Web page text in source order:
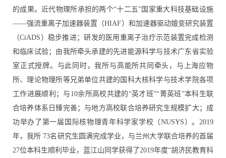
的成果。近代物理所承担的两个“十二五”国家重大科技基础设施
——强流重离子加速器装置（HIAF）和加速器驱动嬗变研究装置
（CiADS）稳步推进；研发的医用重离子治疗示范装置完成检测
和临床试验；由我所牵头承建的先进能源科学与技术广东省实验
室正式授牌。与此同时，我所与高能所共同牵头，与上海应物
所、理论物理所等兄弟单位共建的国科大核科学与技术学院各项
工作进展顺利；与10余所高校共建的“英才班”“菁英班”本科生联
合培养体系日臻完善；与地方高校联合培养研究生规模扩大；成
功举办了第一届国际核物理青年科学家学校（NUSYS）。2019
年，我所 73名研究生圆满完成学业，与兰州大学联合培养的首届
27位本科生顺利毕业，蓝江山同学获得了2019年度“胡济民教育科